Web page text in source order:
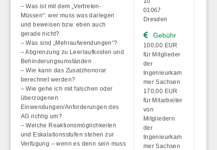
– Was ist mit dem „Vertreten-
Müssen“: wer muss was darlegen
und beweisen bzw. eben auch
gerade nicht?
– Was sind „Mehraufwendungen“?
– Abgrenzung zu Leerlaufkosten und
Behinderungsumständen
– Wie kann das Zusatzhonorar
berechnet werden?
– Wie gehe ich mit falschen oder
überzogenen
Einwendungen/Anforderungen des
AG richtig um?
– Welche Reaktionsmöglichkeiten
und Eskalationsstufen stehen zur
Verfügung – wenn es denn sein muss
01067
Dresden
Gebühr
100,00 EUR
für Mitglieder
der
Ingenieurkam
mer Sachsen
170,00 EUR
für Mitarbeiter
von
Mitgliedern
der
Ingenieurkam
mer Sachsen